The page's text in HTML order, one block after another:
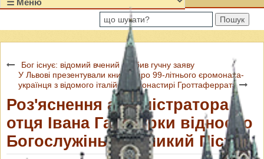
Пошук
Бог існує: відомий вчений зробив гучну заяву
У Львові презентували книжку про 99-літнього єромонаха-
українця з відомого італійсько монастирі Гроттаферрата
Роз'яснення адміністратора
отця Івана Галімурки відносно
Богослужінь у Великий Піст